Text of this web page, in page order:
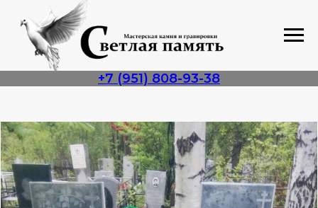
+7 (951) 808-93-38